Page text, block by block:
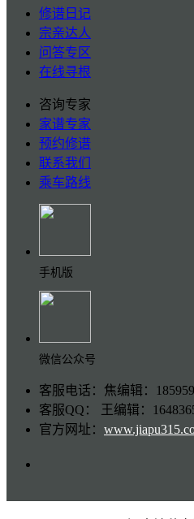
修谱日记
宗亲达人
问答专区
在线寻根
咨询专家
家谱专家
预约修谱
联系我们
乘车路线
手机版
微信公众号
客服电话：焦编辑：
客服QQ： 王编辑：
官方网址：